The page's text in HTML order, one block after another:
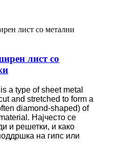
лист со
a type of sheet metal
and stretched to form a
diamond-shaped) of
Најчесто се
и решетки, и како
на гипс или